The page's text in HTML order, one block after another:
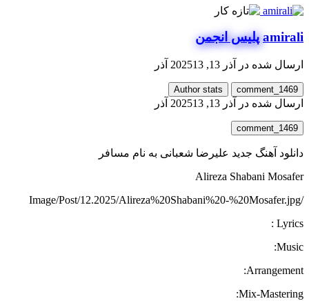
amirali پلیس انجمن
ارسال شده در آذر 13, 2025 13 آذر
comment_1469
Author stats
ارسال شده در آذر 13, 2025 13 آذر
comment_1469
دانلود آهنگ جدید علیرضا شعبانی به نام مسافر
Alireza Shabani Mosafer
/Image/Post/12.2025/Alireza%20Shabani%20-%20Mosafer.jpg
Lyrics :
Music:
Arrangement:
Mix-Mastering: